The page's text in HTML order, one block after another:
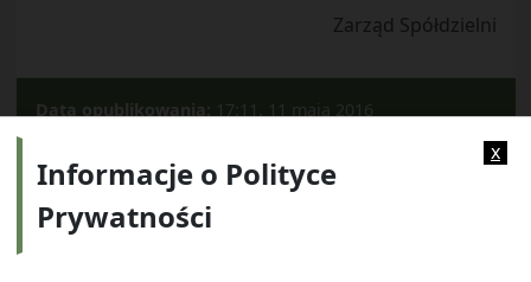
Zarząd Spółdzielni
Data opublikowania: 17:11, 11 maja 2016
x
Informacje o Polityce
Prywatności